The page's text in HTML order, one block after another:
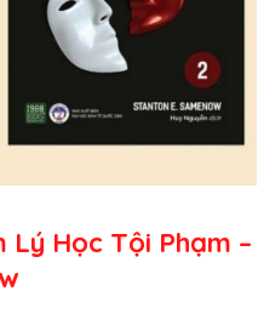
Lý Học Tội Phạm –